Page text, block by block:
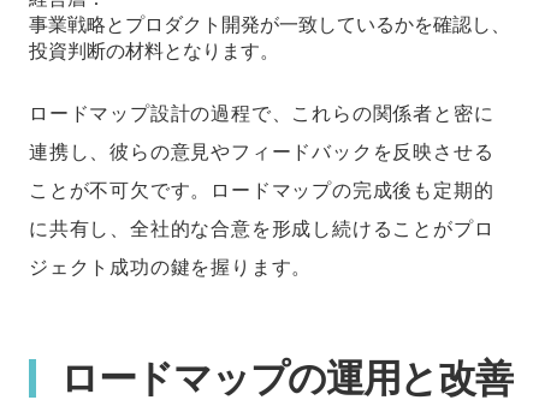
事業戦略とプロダクト開発が一致しているかを確認し、
投資判断の材料となります。
ロードマップ設計の過程で、これらの関係者と密に
連携し、彼らの意見やフィードバックを反映させる
ことが不可欠です。ロードマップの完成後も定期的
に共有し、全社的な合意を形成し続けることがプロ
ジェクト成功の鍵を握ります。
ロードマップの運用と改善